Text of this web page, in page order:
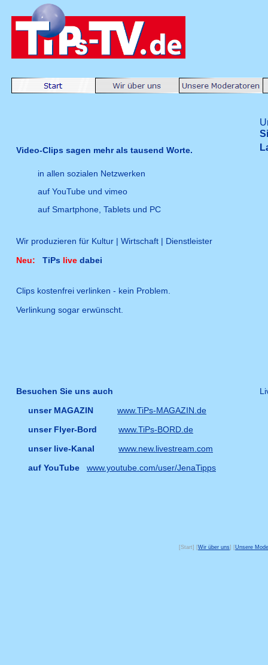
Video-Clips sagen mehr als tausend Worte.
in allen sozialen Netzwerken
auf YouTube und vimeo
auf Smartphone, Tablets und PC
Wir produzieren für Kultur | Wirtschaft | Dienstleister
Neu: TiPs live dabei
Clips kostenfrei verlinken - kein Problem.
Verlinkung sogar erwünscht.
Besuchen Sie uns auch
unser MAGAZIN www.TiPs-MAGAZIN.de
unser Flyer-Bord www.TiPs-BORD.de
unser live-Kanal www.new.livestream.com
auf YouTube www.youtube.com/user/JenaTipps
[Start] [Wir über uns] [Unsere